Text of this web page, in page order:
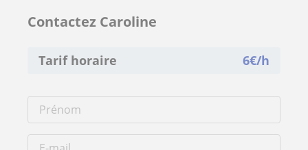
Contactez Caroline
Tarif horaire 6€/h